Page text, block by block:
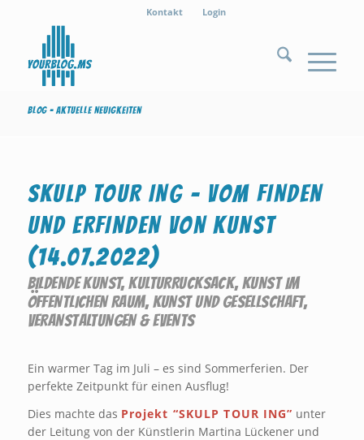
Kontakt Login
Blog - Aktuelle Neuigkeiten
SKULP TOUR ING – VOM FINDEN
UND ERFINDEN VON KUNST
(14.07.2022)
BILDENDE KUNST,KULTURRUCKSACK,KUNST IM
ÖFFENTLICHEN RAUM, KUNST UND GESELLSCHAFT,
VERANSTALTUNGEN & EVENTS
Ein warmer Tag im Juli – es sind Sommerferien. Der
perfekte Zeitpunkt für einen Ausflug!
Dies machte das Projekt “SKULP TOUR ING” unter
der Leitung von der Künstlerin Martina Lückener und